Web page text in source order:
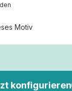
Motiv
konfigurieren